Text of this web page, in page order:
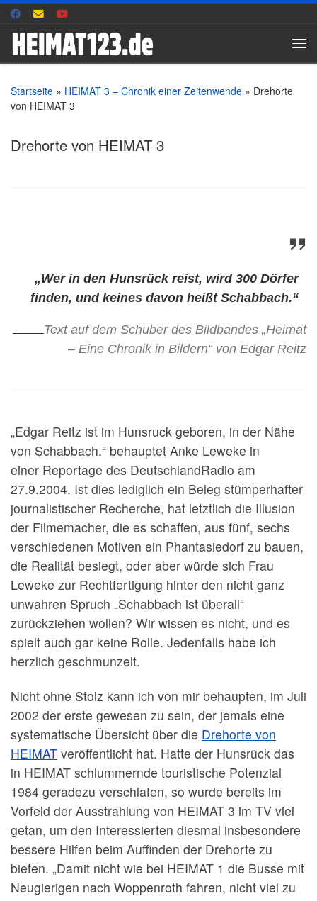
Zum Inhalt springen
Startseite » HEIMAT 3 – Chronik einer Zeitenwende » Drehorte
von HEIMAT 3
Drehorte von HEIMAT 3
„Wer in den Hunsrück reist, wird 300 Dörfer
finden, und keines davon heißt Schabbach.“
Text auf dem Schuber des Bildbandes „Heimat
– Eine Chronik in Bildern“ von Edgar Reitz
„Edgar Reitz ist im Hunsruck geboren, in der Nähe
von Schabbach.“ behauptet Anke Leweke in
einer Reportage des DeutschlandRadio am
27.9.2004. Ist dies lediglich ein Beleg stümperhafter
journalistischer Recherche, hat letztlich die Illusion
der Filmemacher, die es schaffen, aus fünf, sechs
verschiedenen Motiven ein Phantasiedorf zu bauen,
die Realität besiegt, oder aber würde sich Frau
Leweke zur Rechtfertigung hinter den nicht ganz
unwahren Spruch „Schabbach ist überall“
zurückziehen wollen? Wir wissen es nicht, und es
spielt auch gar keine Rolle. Jedenfalls habe ich
herzlich geschmunzelt.
Nicht ohne Stolz kann ich von mir behaupten, im Juli
2002 der erste gewesen zu sein, der jemals eine
systematische Übersicht über die Drehorte von
HEIMAT veröffentlicht hat. Hatte der Hunsrück das
in HEIMAT schlummernde touristische Potenzial
1984 geradezu verschlafen, so wurde bereits im
Vorfeld der Ausstrahlung von HEIMAT 3 im TV viel
getan, um den Interessierten diesmal insbesondere
bessere Hilfen beim Auffinden der Drehorte zu
bieten. „Damit nicht wie bei HEIMAT 1 die Busse mit
Neugierigen nach Woppenroth fahren, nicht viel zu